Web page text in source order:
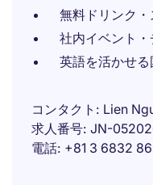
無料ドリンク
社内イベント・
英語を活かせ
コンタクト
Lien
求人番号 JN-
電話 +81 3 6832